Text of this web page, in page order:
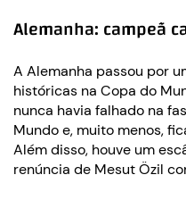
Alemanha: campeã
A Alemanha passou por
históricas na Copa do
nunca havia falhado na
Mundo e, muito menos,
Além disso, houve um
renúncia de Mesut Özil